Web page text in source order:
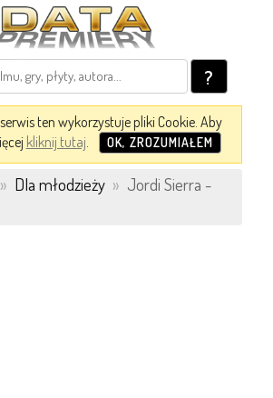
?
ten wykorzystuje pliki Cookie. Aby
kliknij tutaj. OK, ZROZUMIAŁEM
» Dla młodzieży » Jordi Sierra -